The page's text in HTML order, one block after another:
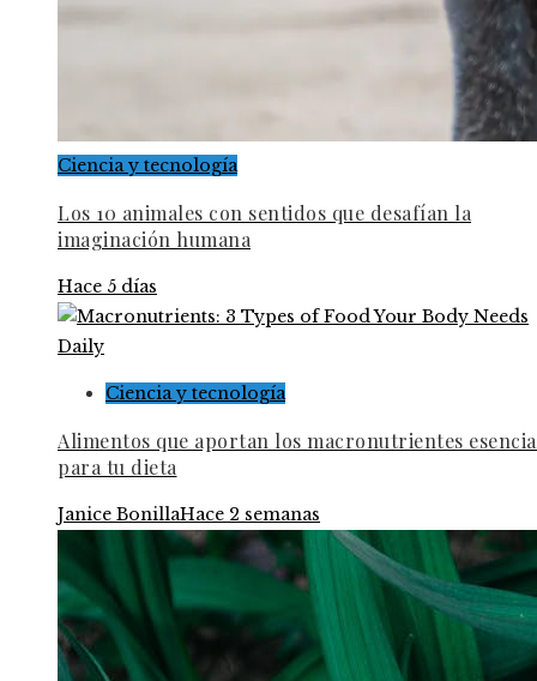
Ciencia y tecnología
Los 10 animales con sentidos que desafían la
imaginación humana
Hace 5 días
Ciencia y tecnología
Alimentos que aportan los macronutrientes
para tu dieta
Janice BonillaHace 2 semanas